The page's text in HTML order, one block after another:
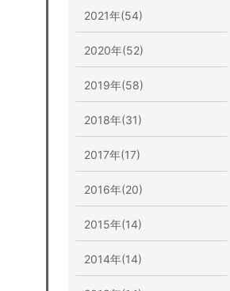
2021年(54)
2020年(52)
2019年(58)
2018年(31)
2017年(17)
2016年(20)
2015年(14)
2014年(14)